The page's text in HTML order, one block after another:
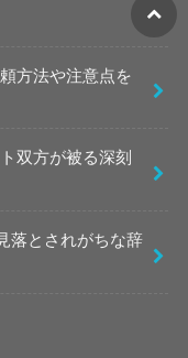
方法や注意点を
双方が被る深刻
落とされがちな辞